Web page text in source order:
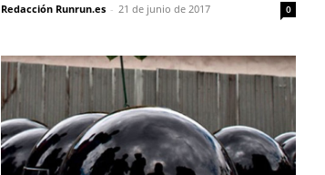
Redacción Runrun.es - 21 de junio de 2017 0